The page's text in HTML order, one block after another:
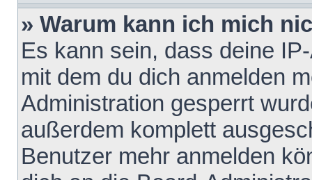
» Warum kann ich mich
Es kann sein, dass deine
mit dem du dich anmelden
Administration gesperrt
außerdem komplett
Benutzer mehr anmelden